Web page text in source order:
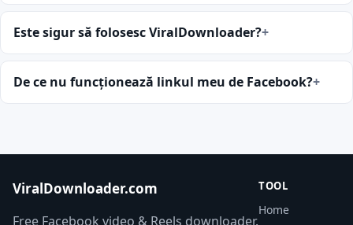
Este sigur să folosesc ViralDownloader?
De ce nu funcționează linkul meu de Facebook?
ViralDownloader.com
Free Facebook video & Reels downloader.
TOOL
Home